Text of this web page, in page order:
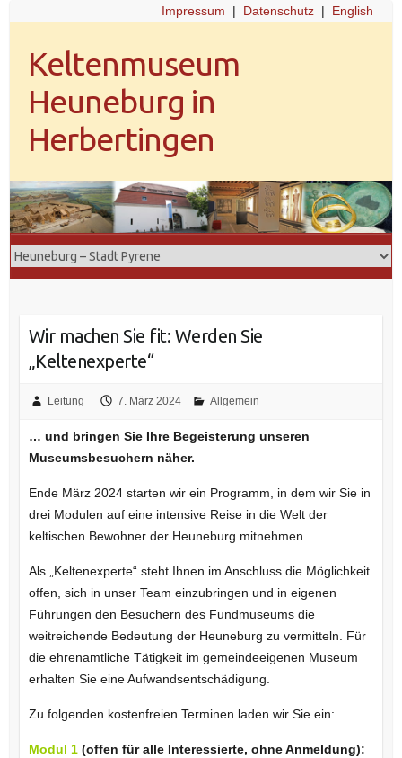
Impressum | Datenschutz| English
Keltenmuseum
Heuneburg in
Herbertingen
Wir machen Sie fit: Werden Sie
„Keltenexperte“
Leitung 7. März 2024 Allgemein
… und bringen Sie Ihre Begeisterung unseren
Museumsbesuchern näher.
Ende März 2024 starten wir ein Programm, in dem wir Sie in
drei Modulen auf eine intensive Reise in die Welt der
keltischen Bewohner der Heuneburg mitnehmen.
Als „Keltenexperte“ steht Ihnen im Anschluss die Möglichkeit
offen, sich in unser Team einzubringen und in eigenen
Führungen den Besuchern des Fundmuseums die
weitreichende Bedeutung der Heuneburg zu vermitteln. Für
die ehrenamtliche Tätigkeit im gemeindeeigenen Museum
erhalten Sie eine Aufwandsentschädigung.
Zu folgenden kostenfreien Terminen laden wir Sie ein:
Modul 1(offen für alle Interessierte, ohne Anmeldung):